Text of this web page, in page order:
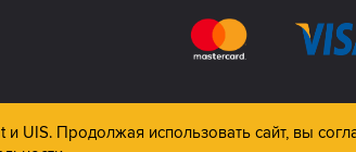
UIS. Продолжая использовать сайт, вы